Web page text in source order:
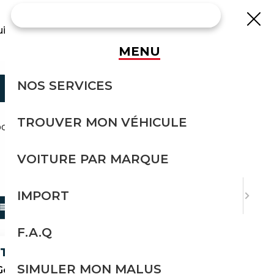
IMPORT
avec l'accompagnement Courtage Auto.
TRIER PAR
an!!!
MENU
NOS SERVICES
TROUVER MON VÉHICULE
VOITURE PAR MARQUE
IMPORT
F.A.Q
SIMULER MON MALUS